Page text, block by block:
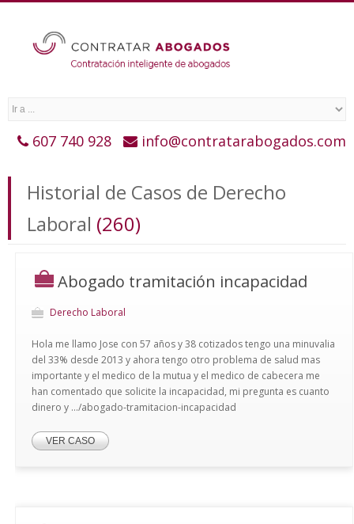
607 740 928 info@contratarabogados.com
Historial de Casos de Derecho
Laboral (260)
Abogado tramitación incapacidad
Derecho Laboral
Hola me llamo Jose con 57 años y 38 cotizados tengo una minuvalia
del 33% desde 2013 y ahora tengo otro problema de salud mas
importante y el medico de la mutua y el medico de cabecera me
han comentado que solicite la incapacidad, mi pregunta es cuanto
dinero y .../abogado-tramitacion-incapacidad
VER CASO